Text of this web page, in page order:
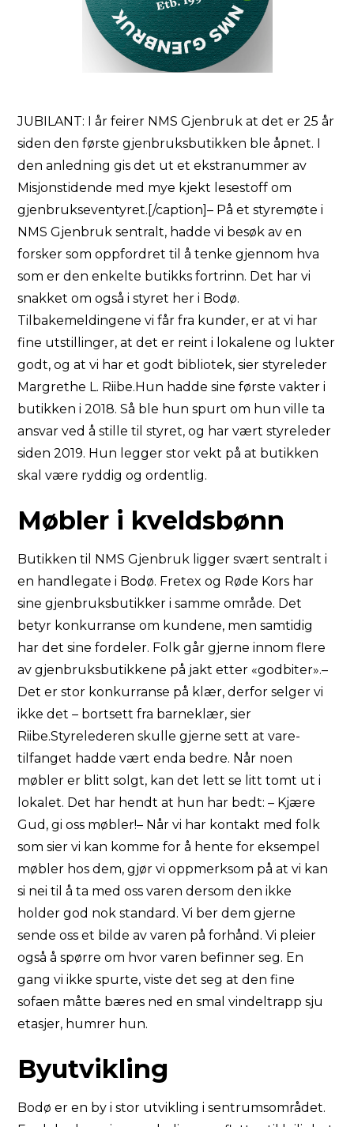
JUBILANT: I år feirer NMS Gjenbruk at det er 25 år
siden den første gjenbruksbutikken ble åpnet. I
den anledning gis det ut et ekstranummer av
Misjonstidende med mye kjekt lesestoff om
gjenbrukseventyret.[/caption]– På et styremøte i
NMS Gjenbruk sentralt, hadde vi besøk av en
forsker som oppfordret til å tenke gjennom hva
som er den enkelte butikks fortrinn. Det har vi
snakket om også i styret her i Bodø.
Tilbakemeldingene vi får fra kunder, er at vi har
fine utstillinger, at det er reint i lokalene og lukter
godt, og at vi har et godt bibliotek, sier styreleder
Margrethe L. Riibe.Hun hadde sine første vakter i
butikken i 2018. Så ble hun spurt om hun ville ta
ansvar ved å stille til styret, og har vært styreleder
siden 2019. Hun legger stor vekt på at butikken
skal være ryddig og ordentlig.
Møbler i kveldsbønn
Butikken til NMS Gjenbruk ligger svært sentralt i
en handlegate i Bodø. Fretex og Røde Kors har
sine gjenbruksbutikker i samme område. Det
betyr konkurranse om kundene, men samtidig
har det sine fordeler. Folk går gjerne innom flere
av gjenbruksbutikkene på jakt etter «godbiter».–
Det er stor konkurranse på klær, derfor selger vi
ikke det – bortsett fra barneklær, sier
Riibe.Styrelederen skulle gjerne sett at vare-
tilfanget hadde vært enda bedre. Når noen
møbler er blitt solgt, kan det lett se litt tomt ut i
lokalet. Det har hendt at hun har bedt: – Kjære
Gud, gi oss møbler!– Når vi har kontakt med folk
som sier vi kan komme for å hente for eksempel
møbler hos dem, gjør vi oppmerksom på at vi kan
si nei til å ta med oss varen dersom den ikke
holder god nok standard. Vi ber dem gjerne
sende oss et bilde av varen på forhånd. Vi pleier
også å spørre om hvor varen befinner seg. En
gang vi ikke spurte, viste det seg at den fine
sofaen måtte bæres ned en smal vindeltrapp sju
etasjer, humrer hun.
Byutvikling
Bodø er en by i stor utvikling i sentrumsområdet.